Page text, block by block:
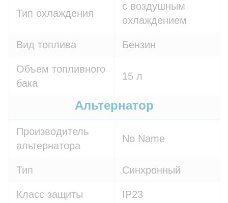
Тип охлаждения
с воздушным
охлаждением
Вид топлива Бензин
Объем топливного
бака
15 л
Альтернатор
Производитель
альтернатора
No Name
Тип Синхронный
Класс защиты IP23